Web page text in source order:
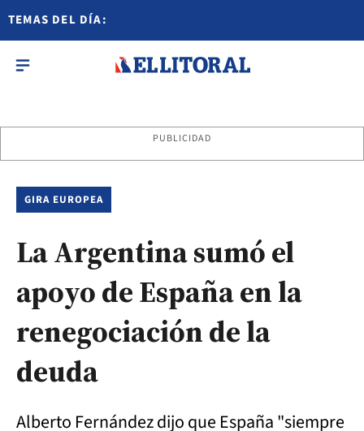
TEMAS DEL DÍA:
PUBLICIDAD
GIRA EUROPEA
La Argentina sumó el
apoyo de España en la
renegociación de la
deuda
Alberto Fernández dijo que España "siempre